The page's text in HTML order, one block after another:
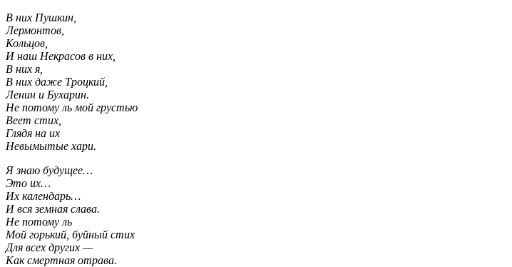
В них Пушкин,
Лермонтов,
Кольцов,
И наш Некрасов в них,
В них я,
В них даже Троцкий,
Ленин и Бухарин.
Не потому ль мой грустью
Веет стих,
Глядя на их
Невымытые хари.
Я знаю будущее…
Это их…
Их календарь…
И вся земная слава.
Не потому ль
Мой горький, буйный стих
Для всех других —
Как смертная отрава.